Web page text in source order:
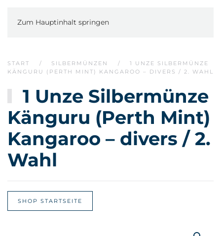
Zum Hauptinhalt springen
START SILBERMÜNZEN
1 UNZE SILBERMÜNZE
KÄNGURU (PERTH MINT) KANGAROO – DIVERS / 2. WAHL
1 Unze Silbermünze
Känguru (Perth Mint)
Kangaroo – divers / 2.
Wahl
SHOP STARTSEITE